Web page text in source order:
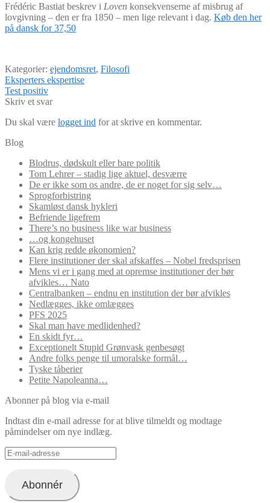
Frédéric Bastiat beskrev i Loven konsekvenserne af misbrug af
lovgivning – den er fra 1850 – men lige relevant i dag. Køb den her
på dansk for 37,50
Kategorier: ejendomsret, Filosofi
Indlægsnavigation
Forrige
indlæg:
Eksperters ekspertise
Næste
indlæg:
Test positiv
Skriv et svar
Du skal være logget ind for at skrive en kommentar.
Blog
Blodrus, dødskult eller bare politik
Tom Lehrer – stadig lige aktuel, desværre
De er ikke som os andre, de er noget for sig selv…
Sprogforbistring
Skamløst dansk hykleri
Befriende ligefrem
There’s no business like war business
…og kongehuset
Kan krig redde økonomien?
Flere institutioner der skal afskaffes – Nobel fredsprisen
Mens vi er i gang med at opremse institutioner der bør
afvikles… Nato
Centralbanken – endnu en institution der bør afvikles
Nedlægges, ikke omlægges
PFS 2025
Skal man have medlidenhed?
En skidt fyr…
Exceptionelt Stupid Grønvask genbesøgt
Andre folks penge til umoralske formål…
Tyske tåberier
Petite Napoleanna…
Abonner på blog via e-mail
Indtast din e-mail adresse for at blive tilmeldt og modtage
påmindelser om nye indlæg.
E-
mail-
Abonnér